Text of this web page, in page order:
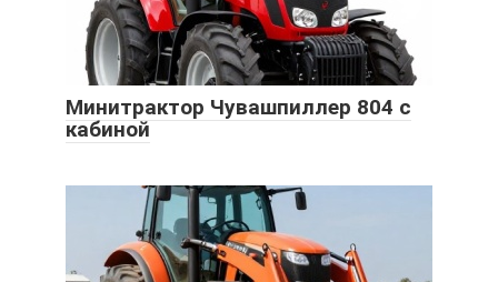
Минитрактор Чувашпиллер 804 с
кабиной